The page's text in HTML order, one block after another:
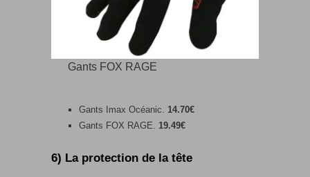
Gants FOX RAGE
Gants Imax Océanic. 14.70€
Gants FOX RAGE. 19.49€
6) La protection de la tête